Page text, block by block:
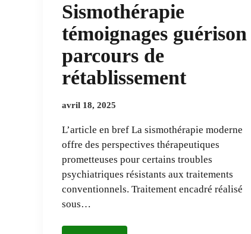
Sismothérapie
témoignages
parcours de
rétablissement
avril 18, 2025
L’article en bref La sismothérapie moderne
offre des perspectives thérapeutiques
prometteuses pour certains troubles
psychiatriques résistants aux traitements
conventionnels. Traitement encadré réalisé
sous…